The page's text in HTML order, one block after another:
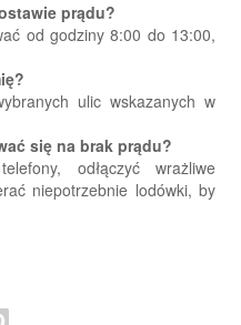
prądu?
od godziny 8:00 do 13:00,
ulic wskazanych w
się na brak prądu?
odłączyć wrażliwe
niepotrzebnie lodówki, by